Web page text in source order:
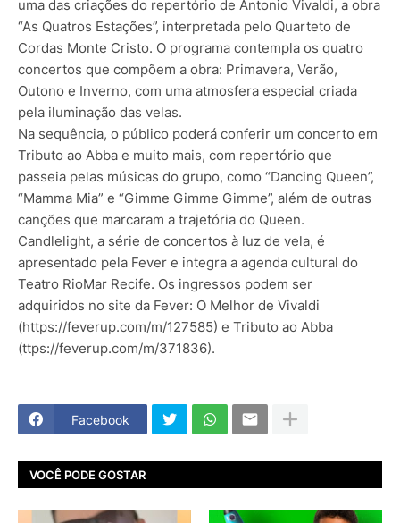
uma das criações do repertório de Antonio Vivaldi, a obra
“As Quatros Estações”, interpretada pelo Quarteto de
Cordas Monte Cristo. O programa contempla os quatro
concertos que compõem a obra: Primavera, Verão,
Outono e Inverno, com uma atmosfera especial criada
pela iluminação das velas.
Na sequência, o público poderá conferir um concerto em
Tributo ao Abba e muito mais, com repertório que
passeia pelas músicas do grupo, como “Dancing Queen”,
“Mamma Mia” e “Gimme Gimme Gimme”, além de outras
canções que marcaram a trajetória do Queen.
Candlelight, a série de concertos à luz de vela, é
apresentado pela Fever e integra a agenda cultural do
Teatro RioMar Recife. Os ingressos podem ser
adquiridos no site da Fever: O Melhor de Vivaldi
(https://feverup.com/m/127585) e Tributo ao Abba
(ttps://feverup.com/m/371836).
Facebook
VOCÊ PODE GOSTAR